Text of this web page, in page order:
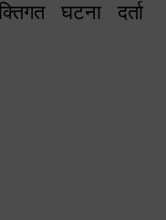
घटना दर्ता